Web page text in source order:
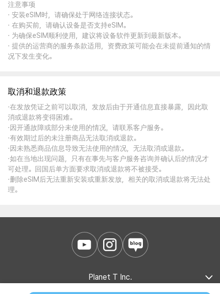
注意事项
· 安装eSIM时，请确保处于网络连接状态。
· 在购买前，请确认设备是否支持eSIM。
· 为确保eSIM顺利使用，建议将设备软件更新到最新版本。
· 提供的运营商的服务条款适用，资费政策可能会在未提前通知的情
况下发生变化。
取消和退款政策
·在发放凭证之前可以取消，发放后由于开通信息直接暴露，因此取
消或退款将变得困难。
·因开通故障或部分未使用的情况，请联系客户服务。
·有效期过后的未注册商品无法取消或退款。
·因未熟悉商品信息导致无法使用的情况，无法取消或退款。
·如在当地出现问题，只有在事先与客户服务咨询并确认后的情况才
可处理。回国后单方面要求取消或退款将不被接受。
·删除eSIM后无法重新安装或重新发放，相关的取消或退款将无法处
理。
Planet T Inc.